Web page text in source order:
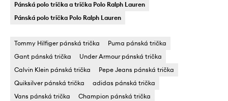
Pánská polo trička a trička Polo Ralph Lauren
Pánská polo trička Polo Ralph Lauren
Tommy Hilfiger pánská trička
Puma pánská trička
Gant pánská trička
Under Armour pánská trička
Calvin Klein pánská trička
Pepe Jeans pánská trička
Quiksilver pánská trička
adidas pánská trička
Vans pánská trička
Champion pánská trička